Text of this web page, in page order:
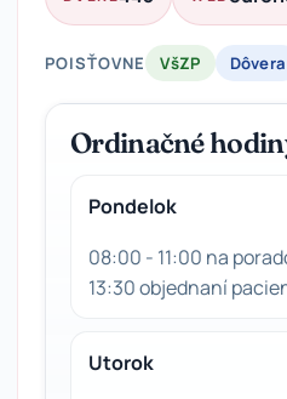
POISŤOVNE VšZP Dôvera
Ordinačné
Pondelok
08:00 - 11:00 na
13:30 objednaní
Utorok